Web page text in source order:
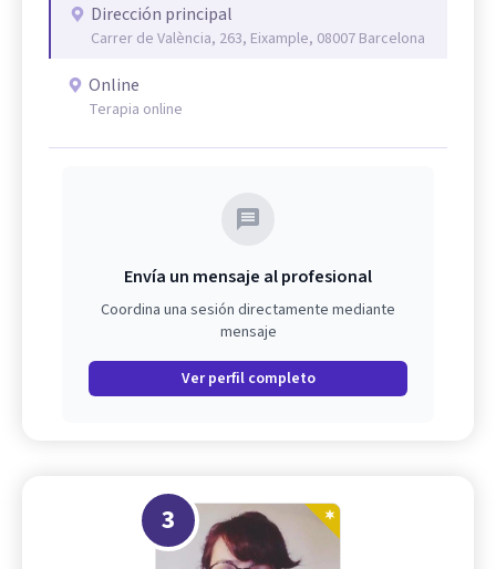
Dirección principal
Carrer de València, 263, Eixample, 08007 Barcelona
Online
Terapia online
Envía un mensaje al profesional
Coordina una sesión directamente mediante
mensaje
Ver perfil completo
3